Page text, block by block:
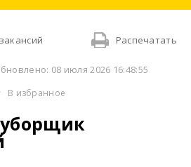
Распечатать
08 июля 2026 16:48:55
В избранное